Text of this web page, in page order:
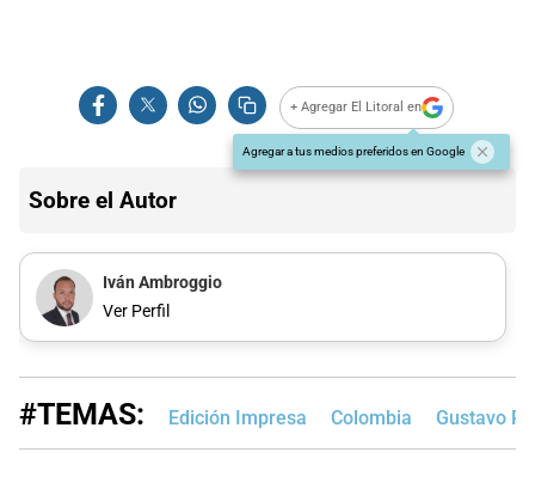
+ Agregar El Litoral en
Agregar a tus medios preferidos en Google
Sobre el Autor
Iván Ambroggio
Ver Perfil
#TEMAS: Edición Impresa Colombia Gustavo